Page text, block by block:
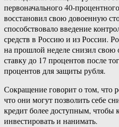
первоначального 40-​
восстановил свою довоенную
способствовало введение
средств в Россию и из России.
на прошлой неделе снизил
ставку до 17 процентов после
процентов для защиты рубля.
Сокращение говорит о том, что
что они могут позволить себе
кредит более доступным, чтобы
инвестировать и нанимать.